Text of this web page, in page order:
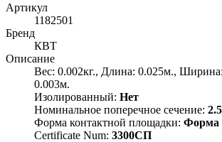
Артикул
1182501
Бренд
КВТ
Описание
Вес: 0.002кг., Длина: 0.025м.,
0.003м.
Изолированный: Нет
Номинальное поперечное сечение:
Форма контактной площадки: Форма
Certificate Num: 3300СП